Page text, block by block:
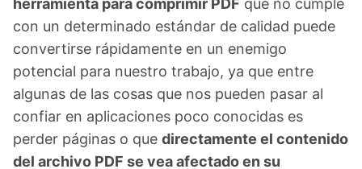
herramienta para comprimir PDF que no cumple
con un determinado estándar de calidad puede
convertirse rápidamente en un enemigo
potencial para nuestro trabajo, ya que entre
algunas de las cosas que nos pueden pasar al
confiar en aplicaciones poco conocidas es
perder páginas o que directamente el contenido
del archivo PDF se vea afectado en su